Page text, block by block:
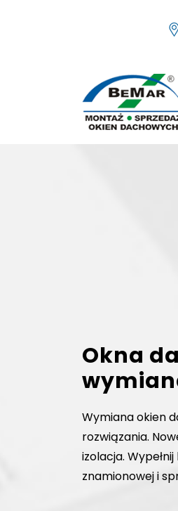
Okna
Wymiana okien
rozwiązania.
izolacja.
znamionowej i